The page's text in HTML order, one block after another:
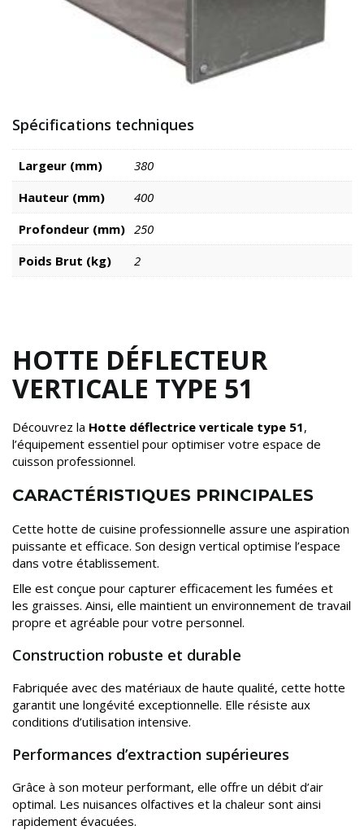
Spécifications techniques
Largeur (mm)
380
Hauteur (mm)
400
Profondeur (mm) 250
Poids Brut (kg)
2
HOTTE DÉFLECTEUR
VERTICALE TYPE 51
Découvrez la Hotte déflectrice verticale type 51,
l’équipement essentiel pour optimiser votre espace de
cuisson professionnel.
CARACTÉRISTIQUES PRINCIPALES
Cette hotte de cuisine professionnelle assure une aspiration
puissante et efficace. Son design vertical optimise l’espace
dans votre établissement.
Elle est conçue pour capturer efficacement les fumées et
les graisses. Ainsi, elle maintient un environnement de travail
propre et agréable pour votre personnel.
Construction robuste et durable
Fabriquée avec des matériaux de haute qualité, cette hotte
garantit une longévité exceptionnelle. Elle résiste aux
conditions d’utilisation intensive.
Performances d’extraction supérieures
Grâce à son moteur performant, elle offre un débit d’air
optimal. Les nuisances olfactives et la chaleur sont ainsi
rapidement évacuées.